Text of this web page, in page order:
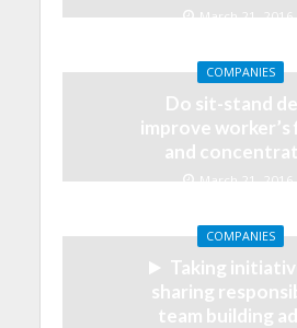
March 21, 2016
COMPANIES
Do sit-stand
improve
and
March 21, 2016
COMPANIES
Taking
sharing
team building